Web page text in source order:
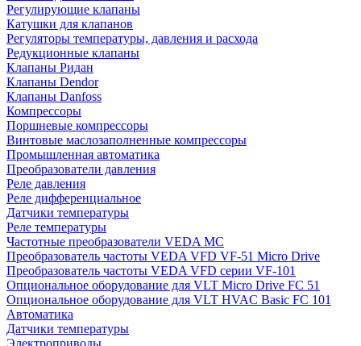
Регулирующие клапаны
Катушки для клапанов
Регуляторы температуры, давления и расхода
Редукционные клапаны
Клапаны Ридан
Клапаны Dendor
Клапаны Danfoss
Компрессоры
Поршневые компрессоры
Винтовые маслозаполненные компрессоры
Промышленная автоматика
Преобразователи давления
Реле давления
Реле дифференциальное
Датчики температуры
Реле температуры
Частотные преобразователи VEDA MC
Преобразователь частоты VEDA VFD VF-51 Micro Drive
Преобразователь частоты VEDA VFD серии VF-101
Опциональное оборудование для VLT Micro Drive FC 51
Опциональное оборудование для VLT HVAC Basic FC 101
Автоматика
Датчики температуры
Электроприводы